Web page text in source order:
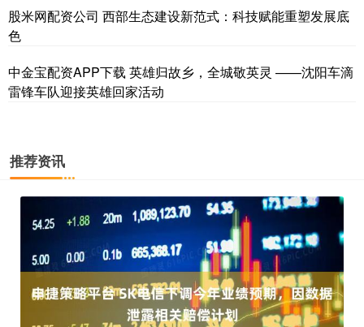
股米网配资公司 西部生态建设新范式：科技赋能重塑发展底
色
中金宝配资APP下载 英雄归故乡，全城敬英灵 ——沈阳车滴
雷锋车队迎接英雄回家活动
推荐资讯